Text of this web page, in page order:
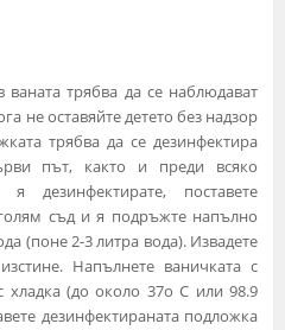
трябва да се наблюдават
не оставяйте детето без надзор
трябва да се дезинфектира
път, както и преди всяко
поставете
съд и я подръжте напълно
(поне 2-3 литра вода). Извадете
Напълнете ваничката с
(до около 37o C или 98.9
дезинфектираната подложка